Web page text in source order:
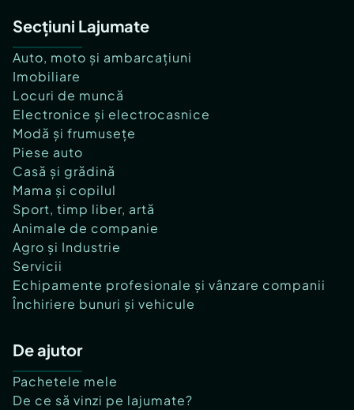
Secțiuni Lajumate
Auto, moto și ambarcațiuni
Imobiliare
Locuri de muncă
Electronice și electrocasnice
Modă și frumusețe
Piese auto
Casă și grădină
Mama și copilul
Sport, timp liber, artă
Animale de companie
Agro și Industrie
Servicii
Echipamente profesionale și vânzare companii
Închiriere bunuri și vehicule
De ajutor
Pachetele mele
De ce să vinzi pe lajumate?